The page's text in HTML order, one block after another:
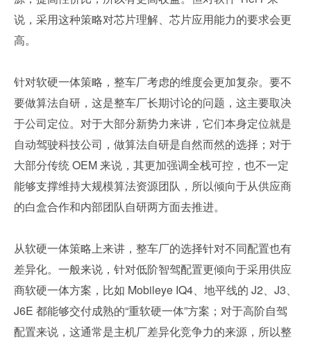
说，采用这种策略对芯片理解、芯片应用能力的要求会更
高。
针对软硬一体策略，整车厂考虑的维度会更加复杂。要不
要做算法自研，这是整车厂长期讨论的问题，这主要取决
于公司定位。对于大部分新势力来讲，它们本身定位就是
自动驾驶科技公司，做算法自研是自然而然的选择；对于
大部分传统 OEM 来说，其更加强调全栈可控，也不一定
能够支撑维持大规模算法资源团队，所以倾向于从供应商
的白盒合作和内部团队自研两方面去推进。
从软硬一体策略上来讲，整车厂的选择针对不同配置也有
差异化。一般来说，针对低阶智驾配置更倾向于采用供应
商软硬一体方案，比如 Mobileye IQ4、地平线的 J2、J3、
J6E 都能够交付成熟的“重软硬一体”方案；对于高阶自驾
配置来说，这通常是主机厂差异化竞争力的来源，所以整